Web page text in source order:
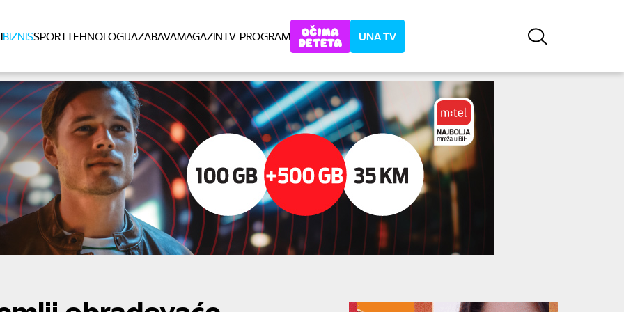
BIZNISSPORTTEHNOLOGIJAZABAVAMAGAZINTV PROGRAM UNA TV